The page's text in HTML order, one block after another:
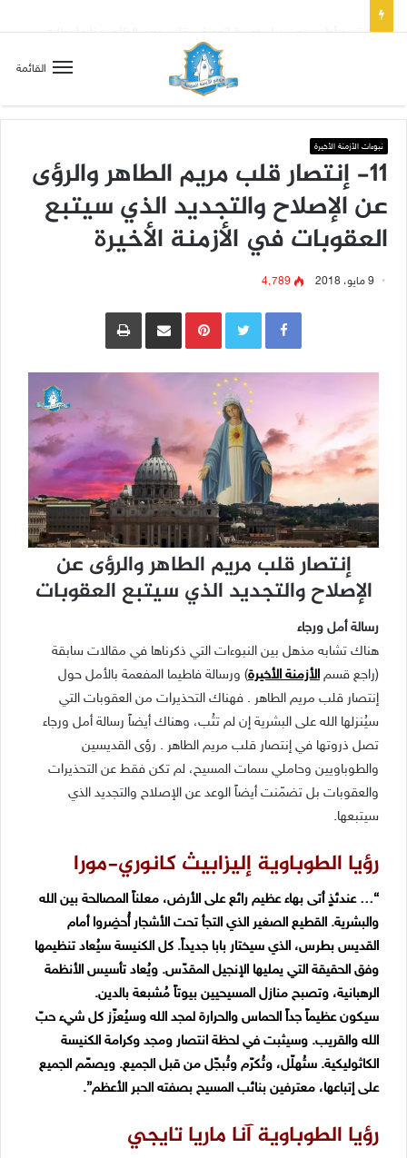
القائمة
نبوءات الأزمنة الأخيرة
11- إنتصار قلب مريم الطاهر والرؤى
عن الإصلاح والتجديد الذي سيتبع
العقوبات في الأزمنة الأخيرة
9 مايو، 2018 4٬789
Pinterestمشاركة عبر البريد طباعة
إنتصار قلب مريم الطاهر والرؤى عن
الإصلاح والتجديد الذي سيتبع العقوبات
رسالة أمل ورجاء
هناك تشابه مذهل بين النبوءات التي ذكرناها في مقالات سابقة
(راجع قسم الأزمنة الأخيرة) ورسالة فاطيما المفعمة بالأمل حول
إنتصار قلب مريم الطاهر . فهناك التحذيرات من العقوبات التي
سيُنزلها الله على البشرية إن لم تتُب، وهناك أيضاً رسالة أمل ورجاء
تصل ذروتها في إنتصار قلب مريم الطاهر . رؤى القديسين
والطوباويين وحاملي سمات المسيح، لم تكن فقط عن التحذيرات
والعقوبات بل تضمّنت أيضاً الوعد عن الإصلاح والتجديد الذي
سيتبعها.
رؤيا الطوباوية إليزابيث كانوري-مورا
“… عندئذٍ أتى بهاء عظيم رائع على الأرض، معلناً المصالحة بين الله
والبشرية. القطيع الصغير الذي التجأ تحت الأشجار أُحضِروا أمام
القديس بطرس، الذي سيختار بابا جديداً. كل الكنيسة سيُعاد تنظيمها
وفق الحقيقة التي يمليها الإنجيل المقدّس. ويُعاد تأسيس الأنظمة
الرهبانية، وتصبح منازل المسيحيين بيوتاً مُشبعة بالدين.
سيكون عظيماً جداً الحماس والحرارة لمجد الله وسيُعزّز كل شيء حبّ
الله والقريب. وسيثبت في لحظة انتصار ومجد وكرامة الكنيسة
الكاثوليكية. ستُهلّل، وتُكرّم وتُبجّل من قبل الجميع. ويصمّم الجميع
على إتباعها، معترفين بنائب المسيح بصفته الحبر الأعظم”.
رؤيا الطوباوية آنا ماريا تايجي